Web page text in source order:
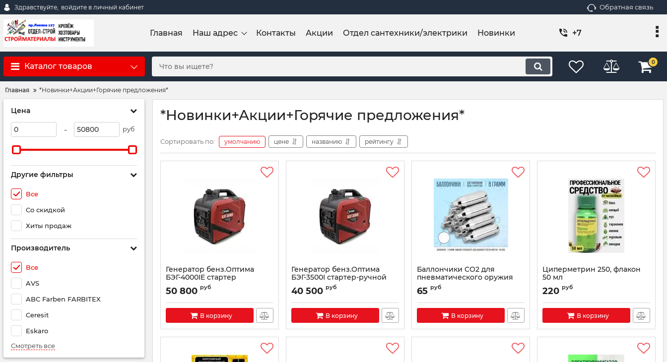
Здравствуйте, войдите в личный кабинет Обратная связь
Главная Наш адрес Контакты Акции Отдел сантехники/электрики Новинки +7
Каталог товаров 0
Главная *Новинки+Акции+Горячие предложения*
Цена
- руб
Другие фильтры
Все
Со скидкой
Хиты продаж
Производитель
Все
AVS
ABC Farben FARBITEX
Ceresit
Eskaro
Смотреть все
*Новинки+Акции+Горячие предложения*
Сортировать по: умолчанию цене названию рейтингу
Генератор бенз.Оптима
БЭГ-4000IE стартер
эл.+ручной
50 800 руб
В корзину
Генератор бенз.Оптима
БЭГ-3500I стартер-ручной
40 500 руб
В корзину
Баллончики CO2 для
пневматического оружия
65 руб
В корзину
Циперметрин 250, флакон
50 мл
220 руб
В корзину